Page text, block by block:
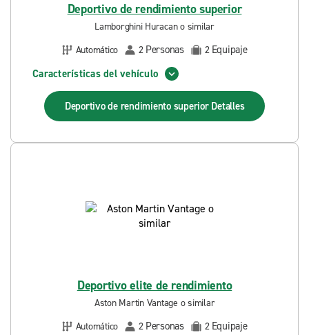
Deportivo de rendimiento superior
Lamborghini Huracan o similar
Automático
2 Personas 2 Equipaje
Características del vehículo
Deportivo de rendimiento superior Detalles
Deportivo elite de rendimiento
Aston Martin Vantage o similar
Automático
2 Personas 2 Equipaje